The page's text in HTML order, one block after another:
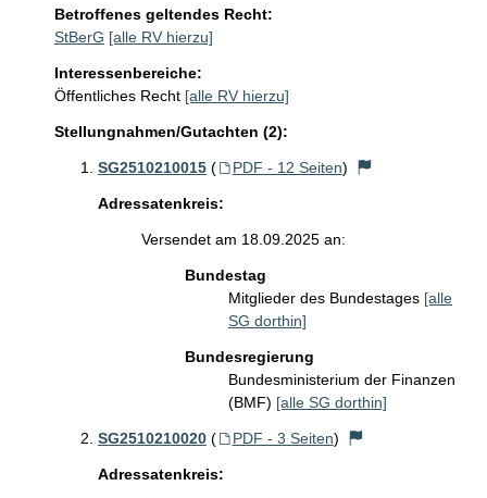
Betroffenes geltendes Recht:
StBerG [alle RV hierzu]
Interessenbereiche:
Öffentliches Recht [alle RV hierzu]
Stellungnahmen/Gutachten (2):
SG2510210015 ( PDF - 12 Seiten)
Adressatenkreis:
Versendet am 18.09.2025 an:
Bundestag
Mitglieder des Bundestages [alle
SG dorthin]
Bundesregierung
Bundesministerium der Finanzen
(BMF) [alle SG dorthin]
SG2510210020 ( PDF - 3 Seiten)
Adressatenkreis: